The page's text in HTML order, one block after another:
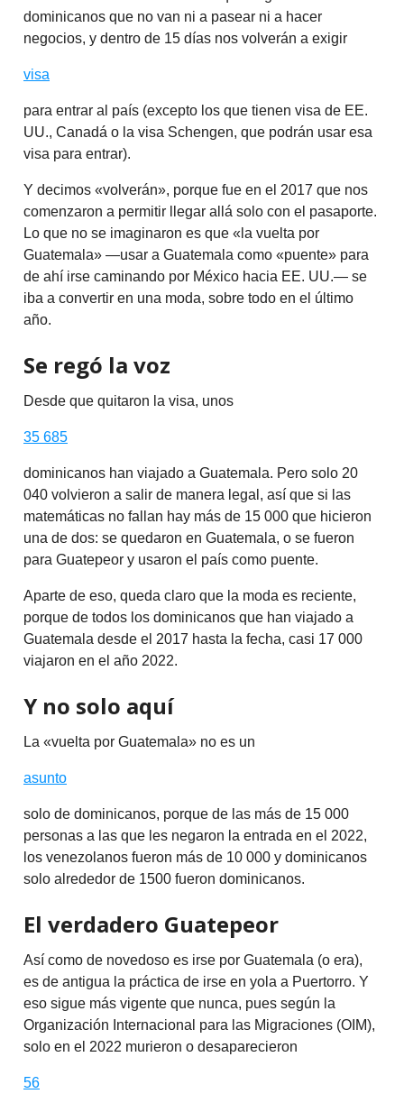
dominicanos que no van ni a pasear ni a hacer
negocios, y dentro de 15 días nos volverán a exigir
visa
para entrar al país (excepto los que tienen visa de EE.
UU., Canadá o la visa Schengen, que podrán usar esa
visa para entrar).
Y decimos «volverán», porque fue en el 2017 que nos
comenzaron a permitir llegar allá solo con el pasaporte.
Lo que no se imaginaron es que «la vuelta por
Guatemala» —usar a Guatemala como «puente» para
de ahí irse caminando por México hacia EE. UU.— se
iba a convertir en una moda, sobre todo en el último
año.
Se regó la voz
Desde que quitaron la visa, unos
35 685
dominicanos han viajado a Guatemala. Pero solo 20
040 volvieron a salir de manera legal, así que si las
matemáticas no fallan hay más de 15 000 que hicieron
una de dos: se quedaron en Guatemala, o se fueron
para Guatepeor y usaron el país como puente.
Aparte de eso, queda claro que la moda es reciente,
porque de todos los dominicanos que han viajado a
Guatemala desde el 2017 hasta la fecha, casi 17 000
viajaron en el año 2022.
Y no solo aquí
La «vuelta por Guatemala» no es un
asunto
solo de dominicanos, porque de las más de 15 000
personas a las que les negaron la entrada en el 2022,
los venezolanos fueron más de 10 000 y dominicanos
solo alrededor de 1500 fueron dominicanos.
El verdadero Guatepeor
Así como de novedoso es irse por Guatemala (o era),
es de antigua la práctica de irse en yola a Puertorro. Y
eso sigue más vigente que nunca, pues según la
Organización Internacional para las Migraciones (OIM),
solo en el 2022 murieron o desaparecieron
56